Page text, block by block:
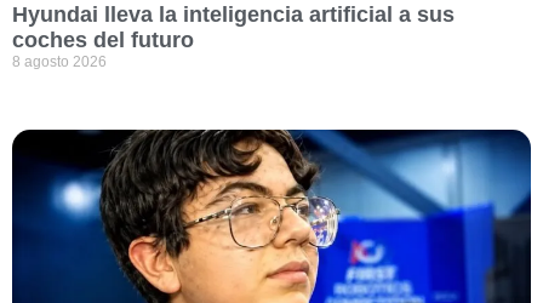
Hyundai lleva la inteligencia artificial a sus
coches del futuro
8 agosto 2026